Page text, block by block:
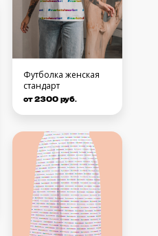
Футболка женская
стандарт
от 2300 руб.